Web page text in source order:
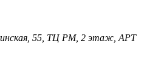
55, ТЦ РМ, 2 этаж, АРТ